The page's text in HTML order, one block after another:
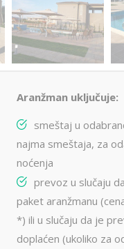
Aranžman uključuje:
smeštaj u
najma smeštaja, za
noćenja
prevoz u slučaju
paket aranžmanu
*) ili u slučaju da je
doplaćen (ukoliko za